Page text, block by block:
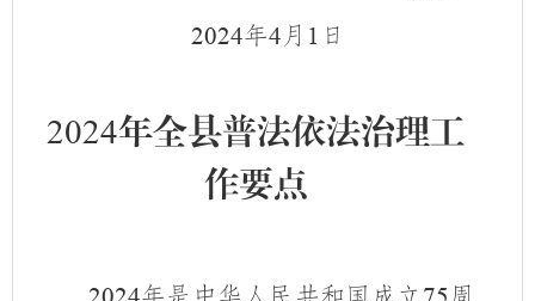
2024年4 月 1 日
2024年全县普法依法治理工
作要点